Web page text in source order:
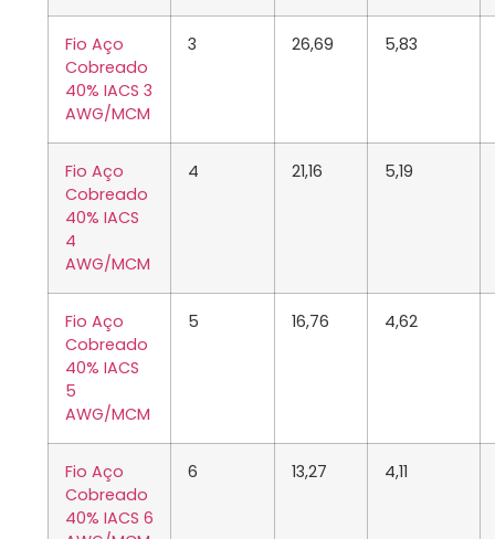
Fio Aço
Cobreado
40% IACS 3
AWG/MCM
3 26,69 5,83
Fio Aço
Cobreado
40% IACS
4
AWG/MCM
4 21,16 5,19
Fio Aço
Cobreado
40% IACS
5
AWG/MCM
5 16,76 4,62
Fio Aço
Cobreado
40% IACS 6
6 13,27 4,11